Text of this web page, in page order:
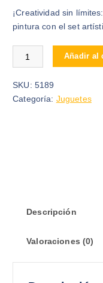
¡Creatividad sin
pintura con el set
SET DE ARTE 150
Añadir al
SKU: 5189
Categoría: Juguetes
Descripción
Valoraciones (0)